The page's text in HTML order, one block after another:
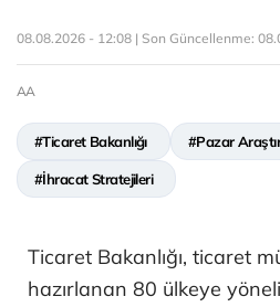
08.08.2026 - 12:08 | Son Güncellenme:
AA
#Ticaret Bakanlığı #Pazar
#İhracat Stratejileri
Ticaret Bakanlığı, ticaret
hazırlanan 80 ülkeye